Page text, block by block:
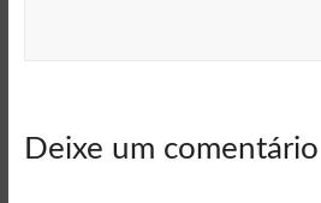
Deixe um comentário